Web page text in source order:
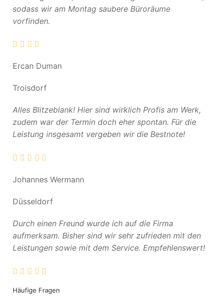
sodass wir am Montag saubere Büroräume
vorfinden.
Ercan Duman
Troisdorf
Alles Blitzeblank! Hier sind wirklich Profis am Werk,
zudem war der Termin doch eher spontan. Für die
Leistung insgesamt vergeben wir die Bestnote!
Johannes Wermann
Düsseldorf
Durch einen Freund wurde ich auf die Firma
aufmerksam. Bisher sind wir sehr zufrieden mit den
Leistungen sowie mit dem Service. Empfehlenswert!
Häufige Fragen